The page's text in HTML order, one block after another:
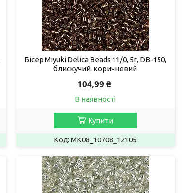
Бісер Miyuki Delica Beads 11/0, 5г, DB-150,
блискучий, коричневий
104,99 ₴
В наявності
Купити
MK08_10708_12105